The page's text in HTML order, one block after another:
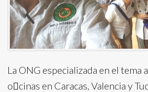
La ONG especializada en el tema
ocinas en Caracas, Valencia y